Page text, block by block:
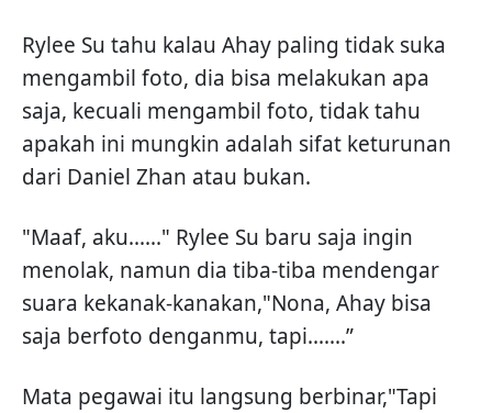
Rylee Su tahu kalau Ahay paling tidak suka
mengambil foto, dia bisa melakukan apa
saja, kecuali mengambil foto, tidak tahu
apakah ini mungkin adalah sifat keturunan
dari Daniel Zhan atau bukan.
"Maaf, aku......" Rylee Su baru saja ingin
menolak, namun dia tiba-tiba mendengar
suara kekanak-kanakan,"Nona, Ahay bisa
saja berfoto denganmu, tapi.......”
Mata pegawai itu langsung berbinar,"Tapi